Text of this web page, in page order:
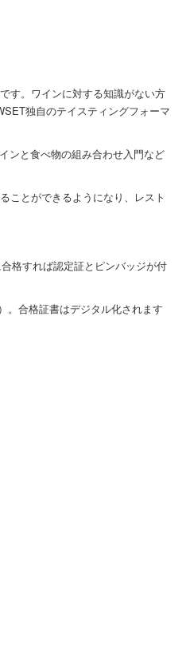
す。ワインに対する知識がない方
独自のテイスティングフォーマ
ンと食べ物の組み合わせ入門など
ことができるようになり、レスト
格すれば認定証とピンバッジが付
。合格証書はデジタル化されます